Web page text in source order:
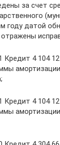
за счет
году датой
Кредит 4 104
Кредит 4 104